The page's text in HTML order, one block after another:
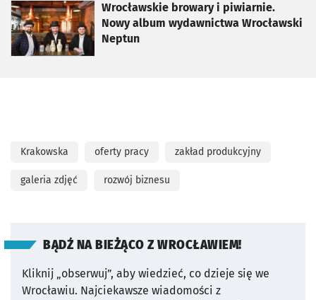
Wrocławskie browary i piwiarnie.
Nowy album wydawnictwa Wrocławski
Neptun
otworzy się w nowej karcie
Krakowska oferty pracy zakład produkcyjny
galeria zdjęć rozwój biznesu
BĄDŹ NA BIEŻĄCO Z WROCŁAWIEM!
Kliknij „obserwuj”, aby wiedzieć, co dzieje się we
Wrocławiu. Najciekawsze wiadomości z